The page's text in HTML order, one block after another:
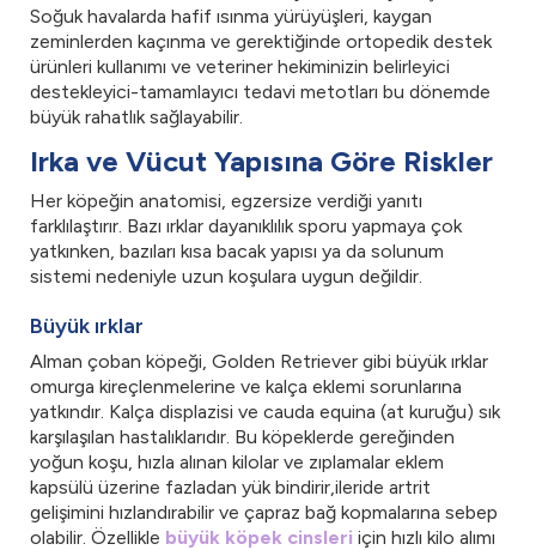
Soğuk havalarda hafif ısınma yürüyüşleri, kaygan
zeminlerden kaçınma ve gerektiğinde ortopedik destek
ürünleri kullanımı ve veteriner hekiminizin belirleyici
destekleyici-tamamlayıcı tedavi metotları bu dönemde
büyük rahatlık sağlayabilir.
Irka ve Vücut Yapısına Göre Riskler
Her köpeğin anatomisi, egzersize verdiği yanıtı
farklılaştırır. Bazı ırklar dayanıklılık sporu yapmaya çok
yatkınken, bazıları kısa bacak yapısı ya da solunum
sistemi nedeniyle uzun koşulara uygun değildir.
Büyük ırklar
Alman çoban köpeği, Golden Retriever gibi büyük ırklar
omurga kireçlenmelerine ve kalça eklemi sorunlarına
yatkındır. Kalça displazisi ve cauda equina (at kuruğu) sık
karşılaşılan hastalıklarıdır. Bu köpeklerde gereğinden
yoğun koşu, hızla alınan kilolar ve zıplamalar eklem
kapsülü üzerine fazladan yük bindirir,ileride artrit
gelişimini hızlandırabilir ve çapraz bağ kopmalarına sebep
olabilir. Özellikle büyük köpek cinsleri için hızlı kilo alımı